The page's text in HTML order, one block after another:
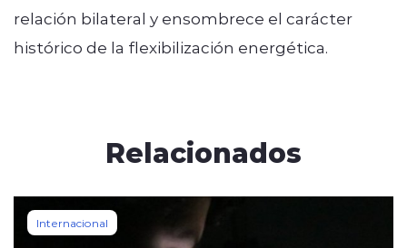
relación bilateral y ensombrece el carácter
histórico de la flexibilización energética.
Relacionados
Internacional